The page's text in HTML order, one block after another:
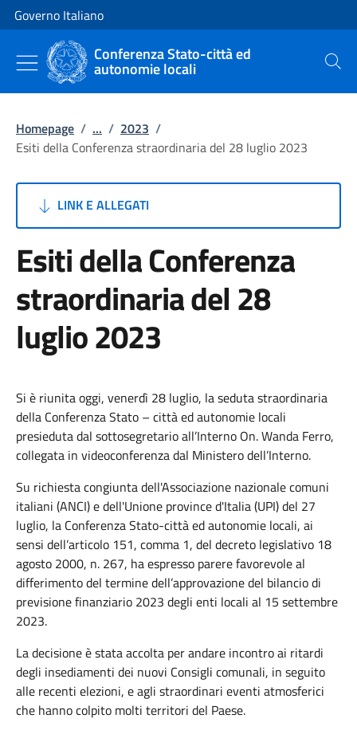
Vai al contenuto
Vai alla navigazione del sito
Governo Italiano
Conferenza Stato-città ed
autonomie locali Cerca
Homepage / ... / 2023 /
Esiti della Conferenza straordinaria del 28 luglio 2023
LINK E ALLEGATI
Esiti della Conferenza
straordinaria del 28
luglio 2023
Si è riunita oggi, venerdì 28 luglio, la seduta straordinaria
della Conferenza Stato – città ed autonomie locali
presieduta dal sottosegretario all’Interno On. Wanda Ferro,
collegata in videoconferenza dal Ministero dell’Interno.
Su richiesta congiunta dell'Associazione nazionale comuni
italiani (ANCI) e dell'Unione province d'Italia (UPI) del 27
luglio, la Conferenza Stato-città ed autonomie locali, ai
sensi dell’articolo 151, comma 1, del decreto legislativo 18
agosto 2000, n. 267, ha espresso parere favorevole al
differimento del termine dell’approvazione del bilancio di
previsione finanziario 2023 degli enti locali al 15 settembre
2023.
La decisione è stata accolta per andare incontro ai ritardi
degli insediamenti dei nuovi Consigli comunali, in seguito
alle recenti elezioni, e agli straordinari eventi atmosferici
che hanno colpito molti territori del Paese.